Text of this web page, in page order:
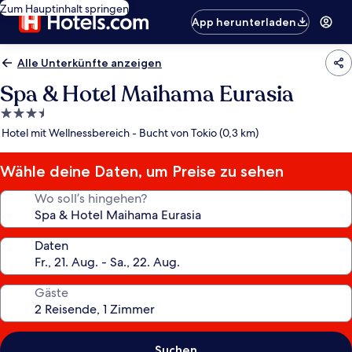
Zum Hauptinhalt springen
App herunterladen
Alle Unterkünfte anzeigen
Spa & Hotel Maihama Eurasia
3.5-
Sterne-
Hotel mit Wellnessbereich - Bucht von Tokio (0,3 km)
Wähle deine Daten, um Preise zu sehen
Wo soll’s hingehen?
Daten
Gäste